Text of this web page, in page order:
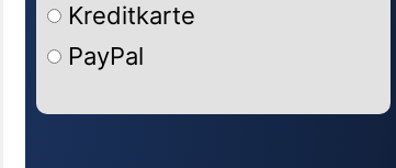
Kreditkarte
PayPal
Alternative: